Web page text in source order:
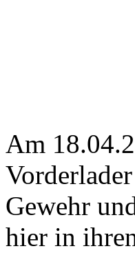
Am
Gewehr
hier in